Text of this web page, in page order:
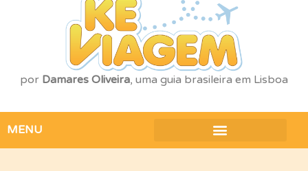
por Damares Oliveira, uma guia brasileira em Lisboa
MENU